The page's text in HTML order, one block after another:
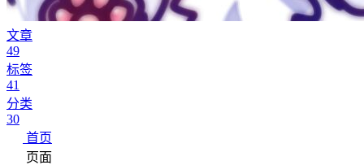
文章
49
标签
41
分类
30
首页
页面